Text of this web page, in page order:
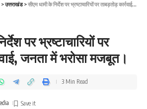
>उत्तराखंड>सीएम धामी के निर्देश पर भ्रष्टाचारियों पर ताबड़तोड़ कार्रवाई, जनता में भरोसा मजबूत।
पर भ्रष्टाचारियों पर
जनता में भरोसा मजबूत।
3 Min Read